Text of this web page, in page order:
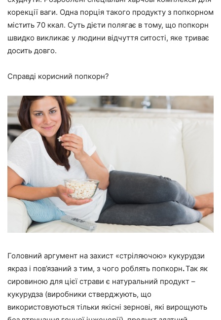
корекції ваги. Одна порція такого продукту з попкорном
містить 70 ккал. Суть дієти полягає в тому, що попкорн
швидко викликає у людини відчуття ситості, яке триває
досить довго.
Справді корисний попкорн?
Головний аргумент на захист «стріляючою» кукурудзи
якраз і пов’язаний з тим, з чого роблять попкорн.Так як
сировиною для цієї страви є натуральний продукт –
кукурудза (виробники стверджують, що
використовуються тільки якісні зернові, які вирощують